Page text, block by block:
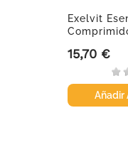
Exelvit
Precio
15,70 €
Añadir